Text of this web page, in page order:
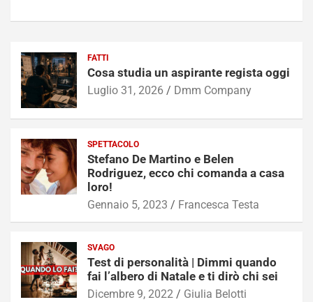
FATTI
Cosa studia un aspirante regista oggi
Luglio 31, 2026 Dmm Company
SPETTACOLO
Stefano De Martino e Belen
Rodriguez, ecco chi comanda a casa
loro!
Gennaio 5, 2023 Francesca Testa
SVAGO
Test di personalità | Dimmi quando
fai l’albero di Natale e ti dirò chi sei
Dicembre 9, 2022 Giulia Belotti